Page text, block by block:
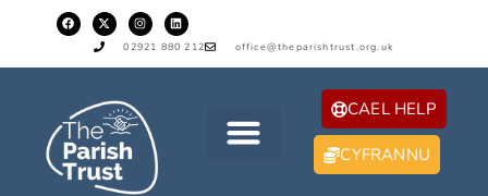
02921 880 212 office@theparishtrust.org.uk
CAEL HELP
CYFRANNU